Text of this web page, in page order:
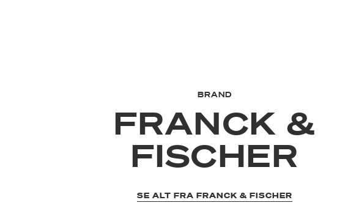
BRAND
FRANCK &
FISCHER
SE ALT FRA FRANCK & FISCHER